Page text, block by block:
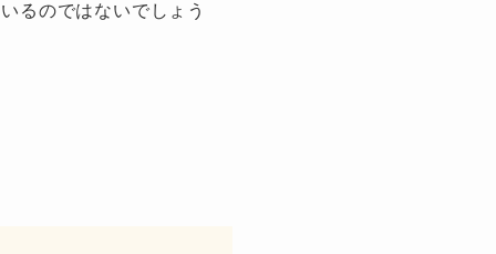
るのではないでしょう